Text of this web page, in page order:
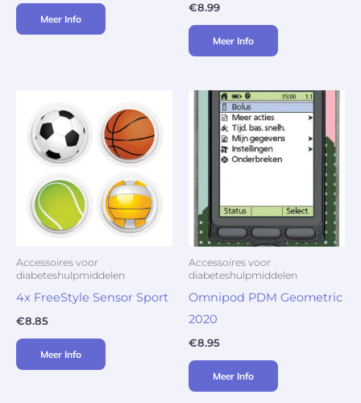
Meer Info
€8.99
Meer Info
Accessoires voor
diabeteshulpmiddelen
4x FreeStyle Sensor Sport
€8.85
Meer Info
Accessoires voor
diabeteshulpmiddelen
Omnipod PDM Geometric
2020
€8.95
Meer Info